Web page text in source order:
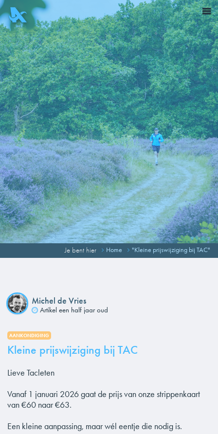
Je bent hier Home "Kleine prijswijziging bij TAC"
Michel de Vries
Artikel een half jaar oud
AANKONDIGING
Kleine prijswijziging bij TAC
Lieve Tacleten
Vanaf 1 januari 2026 gaat de prijs van onze strippenkaart
van €60 naar €63.
Een kleine aanpassing, maar wél eentje die nodig is.